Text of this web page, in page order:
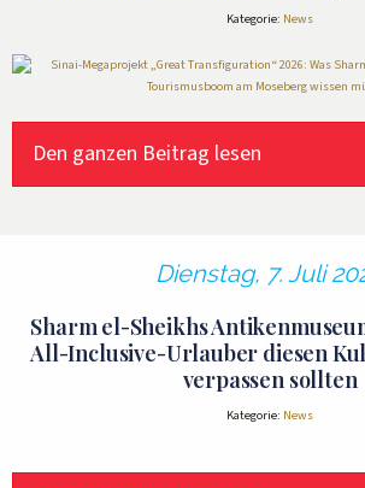
Kategorie: News
Den ganzen Beitrag lesen
Dienstag, 7. Juli
Sharm el-Sheikhs
All-Inclusive-Urlauber diesen
verpassen sollten
Kategorie: News